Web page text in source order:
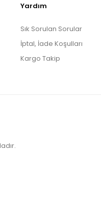
Yardım
Sık Sorulan Sorular
İptal, İade Koşulları
Kargo Takip